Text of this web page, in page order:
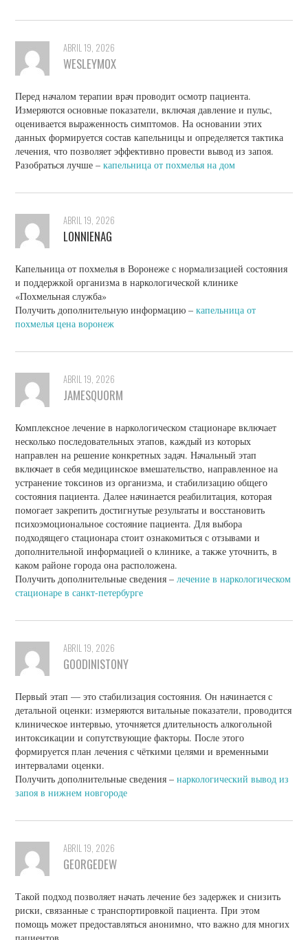
ABRIL 19, 2026
WESLEYMOX
Перед началом терапии врач проводит осмотр пациента.
Измеряются основные показатели, включая давление и пульс,
оценивается выраженность симптомов. На основании этих
данных формируется состав капельницы и определяется тактика
лечения, что позволяет эффективно провести вывод из запоя.
Разобраться лучше –капельница от похмелья на дом
ABRIL 19, 2026
LONNIENAG
Капельница от похмелья в Воронеже с нормализацией состояния
и поддержкой организма в наркологической клинике
«Похмельная служба»
Получить дополнительную информацию –капельница от
похмелья цена воронеж
ABRIL 19, 2026
JAMESQUORM
Комплексное лечение в наркологическом стационаре включает
несколько последовательных этапов, каждый из которых
направлен на решение конкретных задач. Начальный этап
включает в себя медицинское вмешательство, направленное на
устранение токсинов из организма, и стабилизацию общего
состояния пациента. Далее начинается реабилитация, которая
помогает закрепить достигнутые результаты и восстановить
психоэмоциональное состояние пациента. Для выбора
подходящего стационара стоит ознакомиться с отзывами и
дополнительной информацией о клинике, а также уточнить, в
каком районе города она расположена.
Получить дополнительные сведения –лечение в наркологическом
стационаре в санкт-петербурге
ABRIL 19, 2026
GOODINISTONY
Первый этап — это стабилизация состояния. Он начинается с
детальной оценки: измеряются витальные показатели, проводится
клиническое интервью, уточняется длительность алкогольной
интоксикации и сопутствующие факторы. После этого
формируется план лечения с чёткими целями и временными
интервалами оценки.
Получить дополнительные сведения –наркологический вывод из
запоя в нижнем новгороде
ABRIL 19, 2026
GEORGEDEW
Такой подход позволяет начать лечение без задержек и снизить
риски, связанные с транспортировкой пациента. При этом
помощь может предоставляться анонимно, что важно для многих